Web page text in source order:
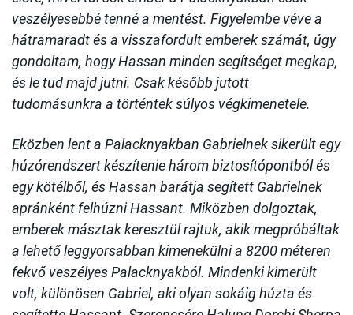
veszélyesebbé tenné a mentést. Figyelembe véve a
hátramaradt és a visszafordult emberek számát, úgy
gondoltam, hogy Hassan minden segítséget megkap,
és le tud majd jutni. Csak később jutott
tudomásunkra a történtek súlyos végkimenetele.
Eközben lent a Palacknyakban Gabrielnek sikerült egy
húzórendszert készítenie három biztosítópontból és
egy kötélből, és Hassan barátja segített Gabrielnek
apránként felhúzni Hassant. Miközben dolgoztak,
emberek másztak keresztül rajtuk, akik megpróbáltak
a lehető leggyorsabban kimenekülni a 8200 méteren
fekvő veszélyes Palacknyakból. Mindenki kimerült
volt, különösen Gabriel, aki olyan sokáig húzta és